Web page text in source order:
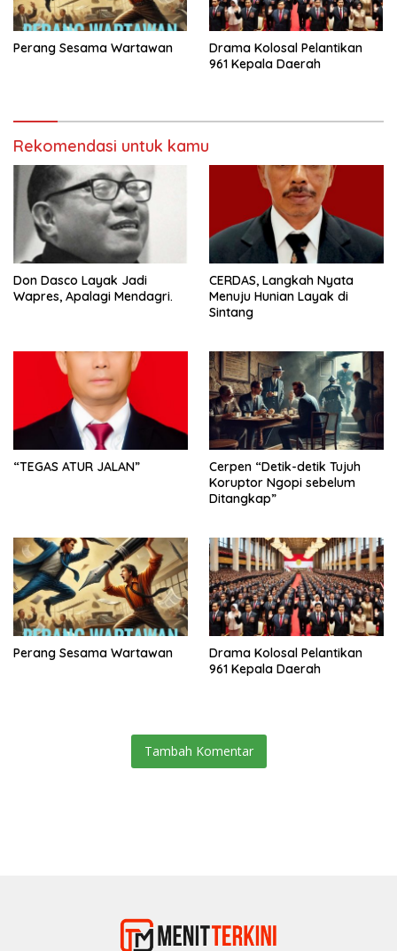
Perang Sesama Wartawan
Drama Kolosal Pelantikan
961 Kepala Daerah
Rekomendasi untuk kamu
Don Dasco Layak Jadi
Wapres, Apalagi Mendagri.
CERDAS, Langkah Nyata
Menuju Hunian Layak di
Sintang
“TEGAS ATUR JALAN”
Cerpen “Detik-detik Tujuh
Koruptor Ngopi sebelum
Ditangkap”
Perang Sesama Wartawan
Drama Kolosal Pelantikan
961 Kepala Daerah
Tambah Komentar